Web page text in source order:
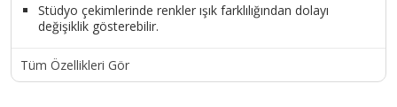
Stüdyo çekimlerinde renkler ışık farklılığından dolayı
değişiklik gösterebilir.
Tüm Özellikleri Gör